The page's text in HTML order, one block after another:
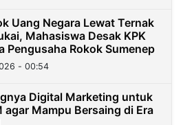
Uang Negara Lewat Ternak
Mahasiswa Desak KPK
Pengusaha Rokok Sumenep
- 00:54
Digital Marketing untuk
agar Mampu Bersaing di Era